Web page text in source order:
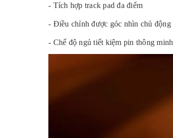
- Tích hợp track pad đa điểm
- Điều chỉnh được góc nhìn chủ động
- Chế độ ngủ tiết kiệm pin thông minh